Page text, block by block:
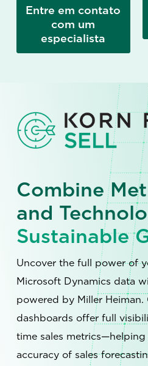
Entre em contato
com um
especialista
Combine
and
Sustainable
Uncover the full power of
Microsoft Dynamics data
powered by Miller Heiman.
dashboards offer full
time sales
accuracy of sales